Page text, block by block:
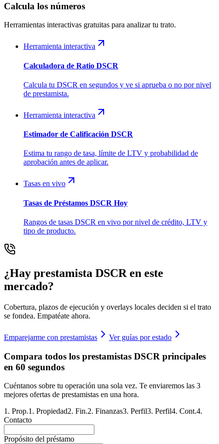
Calcula los números
Herramientas interactivas gratuitas para analizar tu trato.
Herramienta interactiva
Calculadora de Ratio DSCR
Calcula tu DSCR en segundos y ve si aprueba o no por nivel
de prestamista.
Herramienta interactiva
Estimador de Calificación DSCR
Estima tu rango de tasa, límite de LTV y probabilidad de
aprobación antes de aplicar.
Tasas en vivo
Tasas de Préstamos DSCR Hoy
Rangos de tasas DSCR en vivo por nivel de crédito, LTV y
tipo de producto.
¿Hay prestamista DSCR en este
mercado?
Cobertura, plazos de ejecución y overlays locales deciden si el trato
se fondea. Empatéate ahora.
Emparejarme con prestamistas Ver guías por estado
Compara todos los prestamistas DSCR principales
en 60 segundos
Cuéntanos sobre tu operación una sola vez. Te enviaremos las 3
mejores ofertas de prestamistas en una hora.
1 . Prop.1 . Propiedad2. Fin.2. Finanzas3. Perfil3. Perfil4. Cont.4.
Contacto
Propósito del préstamo